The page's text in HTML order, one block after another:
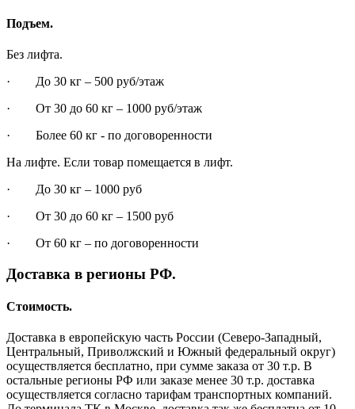
Подъем.
Без лифта.
· До 30 кг – 500 руб/этаж
· От 30 до 60 кг – 1000 руб/этаж
· Более 60 кг - по договоренности
На лифте. Если товар помещается в лифт.
· До 30 кг – 1000 руб
· От 30 до 60 кг – 1500 руб
· От 60 кг – по договоренности
Доставка в регионы РФ.
Стоимость.
Доставка в европейскую часть России (Северо-Западный,
Центральный, Приволжский и Южный федеральный округ)
осуществляется бесплатно, при сумме заказа от 30 т.р. В
остальные регионы РФ или заказе менее 30 т.р. доставка
осуществляется согласно тарифам транспортных компаний.